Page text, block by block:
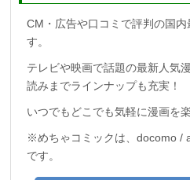
CM・広告や口コミで評判の国
す。
テレビや映画で話題の最新人気
読みまでラインナップも充実！
いつでもどこでも気軽に漫画を
※めちゃコミックは、docomo /
です。